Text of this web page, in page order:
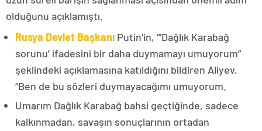
olduğunu açıklamıştı.
Rusya Devlet Başkanı Putin’in, “‘Dağlık Karabağ
sorunu’ ifadesini bir daha duymamayı umuyorum”
şeklindeki açıklamasına katıldığını bildiren Aliyev,
“Ben de bu sözleri duymayacağımı umuyorum.
Umarım Dağlık Karabağ bahsi geçtiğinde, sadece
kalkınmadan, savaşın sonuçlarının ortadan